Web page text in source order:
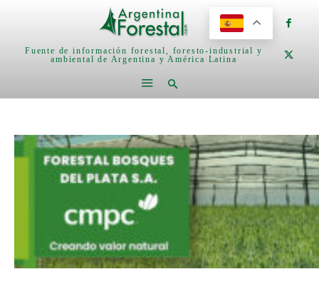
Fuente de información forestal, foresto-industrial y
ambiental de Argentina y América Latina